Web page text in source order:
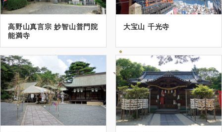
高野山真言宗 妙智山普門院
能満寺
大宝山 千光寺